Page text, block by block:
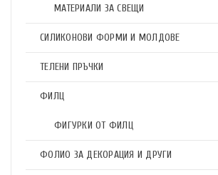
МАТЕРИАЛИ ЗА СВЕЩИ
СИЛИКОНОВИ ФОРМИ И МОЛДОВЕ
ТЕЛЕНИ ПРЪЧКИ
ФИЛЦ
ФИГУРКИ ОТ ФИЛЦ
ФОЛИО ЗА ДЕКОРАЦИЯ И ДРУГИ